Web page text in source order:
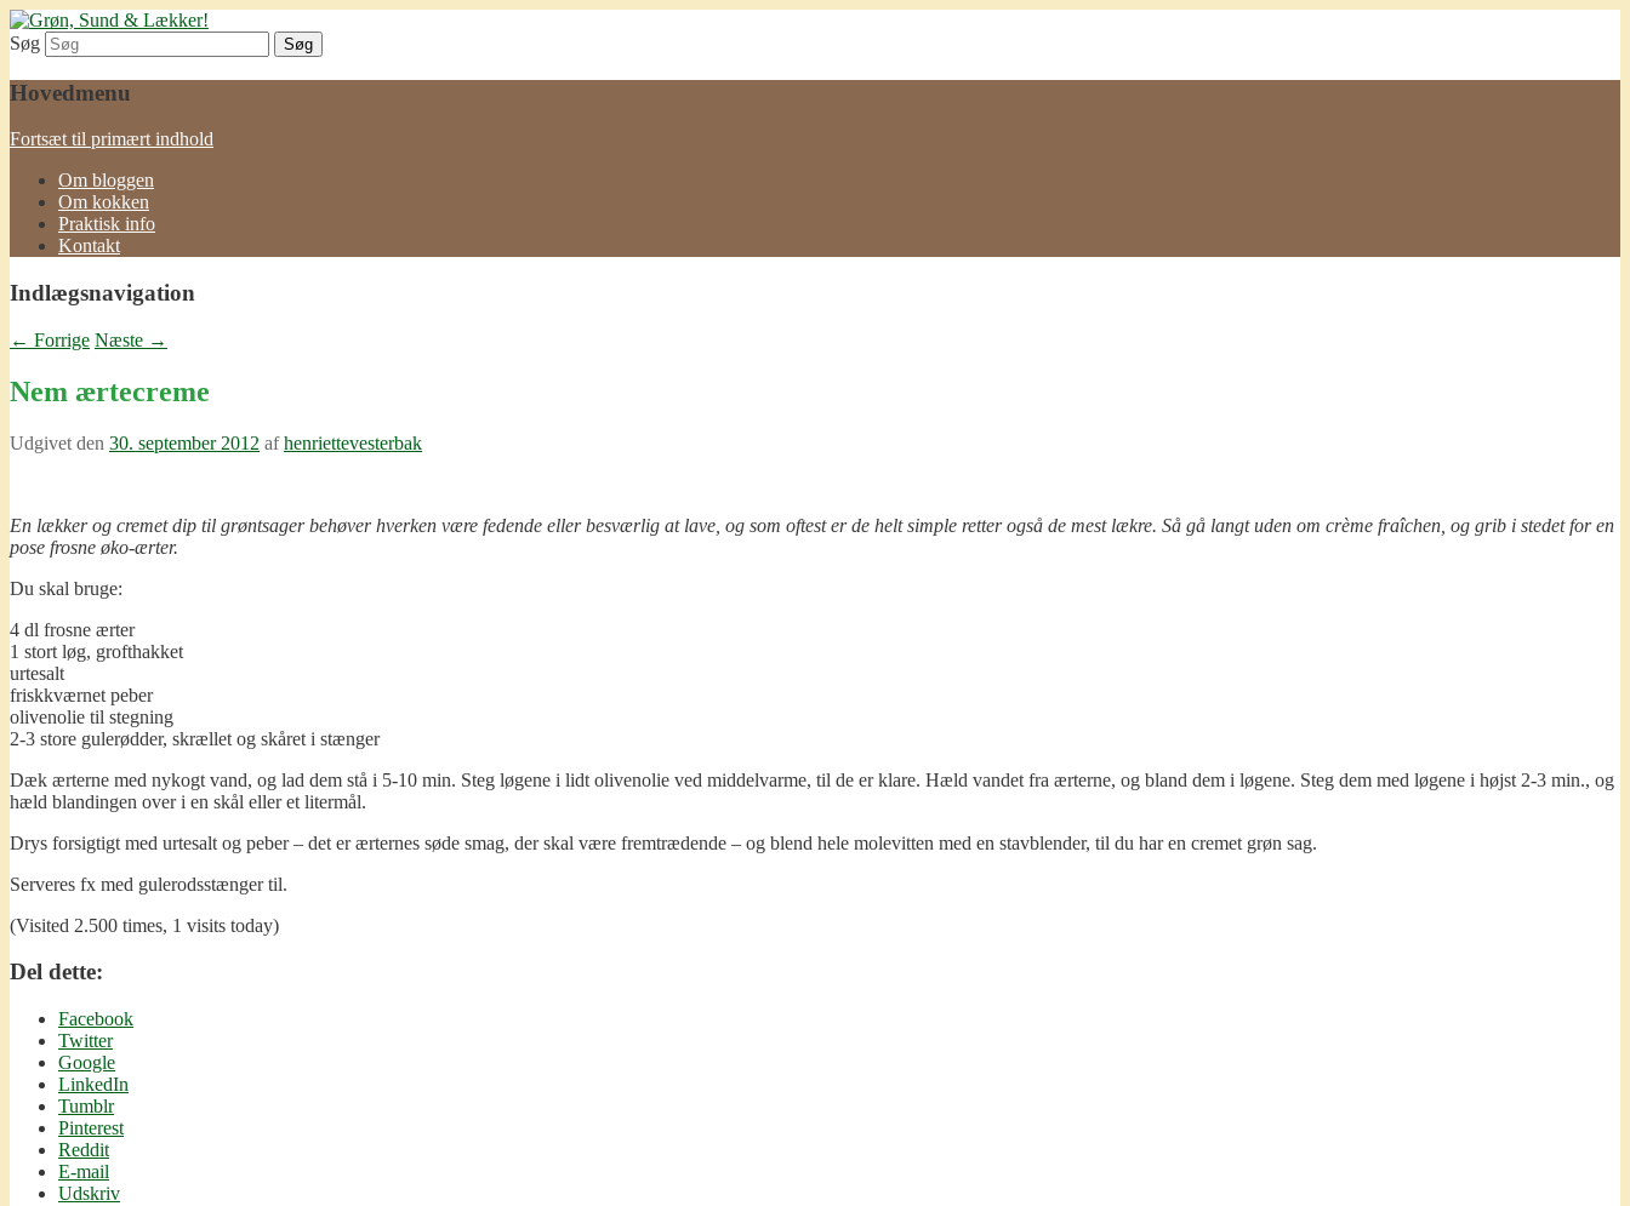
Grøn, Sund & Lækker!
Søg
Hovedmenu
Fortsæt til primært indhold
Om bloggen
Om kokken
Praktisk info
Kontakt
Indlægsnavigation
← Forrige Næste →
Nem ærtecreme
Udgivet den 30. september 2012 afhenriettevesterbak
En lækker og cremet dip til grøntsagerbehøver hverken være fedende eller besværlig at lave, og som oftest er de helt simple retter også de mest lækre. Så gå langt uden om crème fraîchen, og grib i stedet for en
pose frosne øko-ærter.
Du skal bruge:
4 dl frosne ærter
1 stort løg, grofthakket
urtesalt
friskkværnet peber
olivenolie til stegning
2-3 store gulerødder, skrællet og skåret i stænger
Dæk ærterne med nykogt vand, og lad dem stå i 5-10 min. Steg løgene i lidt olivenolie ved middelvarme, til de er klare. Hæld vandet fra ærterne, og bland dem i løgene. Steg dem med løgene i højst 2-3 min., og
hæld blandingen over i en skål eller et litermål.
Drys forsigtigt med urtesalt og peber – det er ærternes søde smag, der skal være fremtrædende – og blend hele molevitten med en stavblender, til du har en cremet grøn sag.
Serveres fx med gulerodsstænger til.
(Visited 2.500 times, 1 visits today)
Del dette:
Facebook
Twitter
Google
LinkedIn
Tumblr
Pinterest
Reddit
E-mail
Udskriv